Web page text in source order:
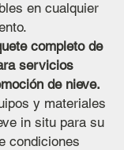
en cualquier
completo de
servicios
de nieve.
y materiales
in situ para su
condiciones